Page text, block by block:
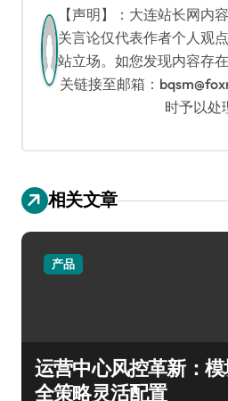
【声明】：大连站长网内
关言论仅代表作者个人观
站立场。如您发现内容存
关链接至邮箱：
时予以处
相关文章
产品
运营中心风控革新：
全策略灵活配置